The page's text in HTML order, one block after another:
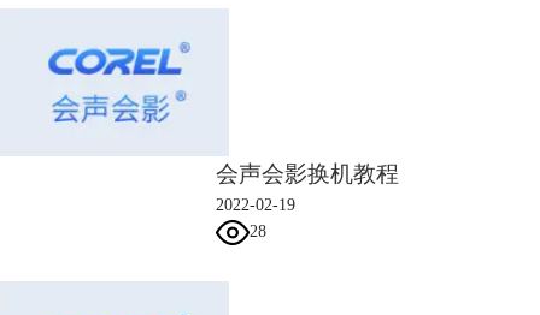
如下图，在抠图功能开启后，软件会自动识别背景色，并自动设置参数、
自动抠图。会声会影不仅可以将绿幕背景去除，只要是纯色的背景，会声
会声会影换机教程
2022-02-19
28